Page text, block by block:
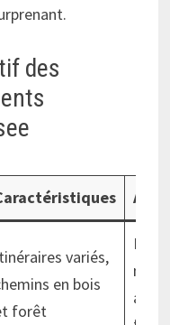
des
variés,
en bois
forêt